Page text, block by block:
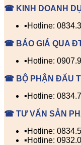
☎ KINH DOANH
▪️Hotline:
☎ BÁO GIÁ QUA
▪️Hotline:
☎ BỘ PHẬN ĐẤU
▪️Hotline:
☎ TƯ VẤN SẢN
▪️Hotline:
▪️Hotline: